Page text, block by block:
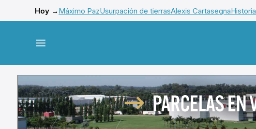
Hoy → Máximo PazUsurpación de tierrasAlexis CartasegnaHistoria